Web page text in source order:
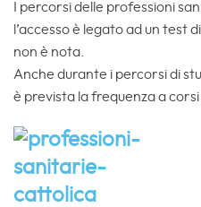
I percorsi delle professioni
l’accesso è legato ad un test
non è nota.
Anche durante i percorsi di
è prevista la frequenza a corsi